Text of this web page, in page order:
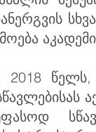
წელს,